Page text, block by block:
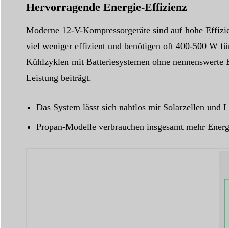
Hervorragende Energie-Effizienz
Moderne 12-V-Kompressorgeräte sind auf hohe
viel weniger effizient und benötigen oft 400-500 W
Kühlzyklen mit Batteriesystemen ohne nennenswerte
Leistung beiträgt.
Das System lässt sich nahtlos mit Solarzellen
Propan-Modelle verbrauchen insgesamt mehr